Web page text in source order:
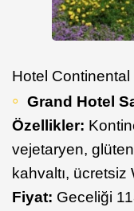
Hotel
Grand Hotel
Özellikler:
vejetaryen,
kahvaltı,
Fiyat: Geceliği